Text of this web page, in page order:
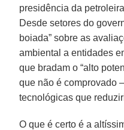
presidência da
Desde setores do
boiada” sobre as
ambiental a entidades
que bradam o “alto
que não é comprovado
tecnológicas que
O que é certo é a